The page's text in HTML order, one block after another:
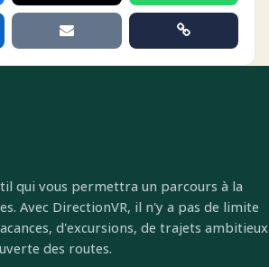
qui vous permettra un parcours à la
Avec DirectionVR, il n'y a pas de limite
d'excursions, de trajets ambitieux
des routes.